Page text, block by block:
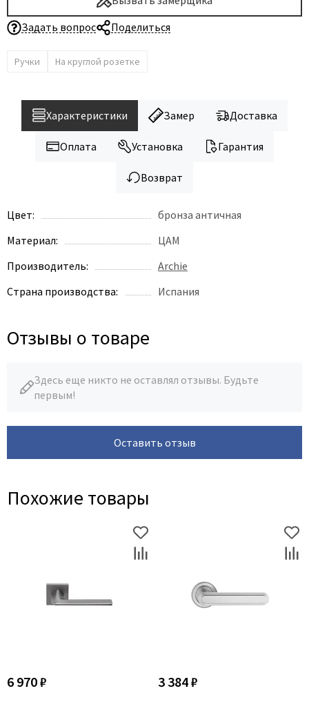
Задать вопрос
Поделиться
Ручки На круглой розетке
Характеристики Замер Доставка
Оплата Установка Гарантия
Возврат
Цвет:
бронза античная
Материал:
ЦАМ
Производитель:
Archie
Страна производства:
Испания
Отзывы о товаре
Здесь еще никто не оставлял отзывы. Будьте
первым!
Оставить отзыв
Похожие товары
6 970 ₽ 3 384 ₽